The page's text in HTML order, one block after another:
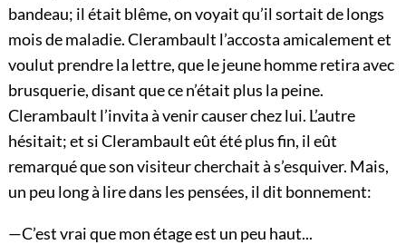
bandeau; il était blême, on voyait qu’il sortait de longs
mois de maladie. Clerambault l’accosta amicalement et
voulut prendre la lettre, que le jeunehomme retira avec
brusquerie, disant que ce n’était plus la peine.
Clerambault l’invita à venir causer chez lui. L’autre
hésitait; et si Clerambault eût été plus fin, il eût
remarqué que son visiteur cherchait à s’esquiver. Mais,
un peu long à lire dans les pensées, il dit bonnement:
—C’est vrai que mon étage est un peu haut...